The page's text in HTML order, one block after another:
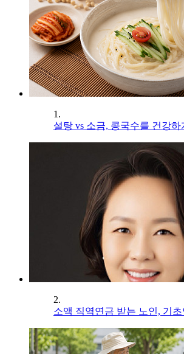
1.
설탕 vs 소금, 콩국수를 건강하
2.
소액 직역연금 받는 노인, 기